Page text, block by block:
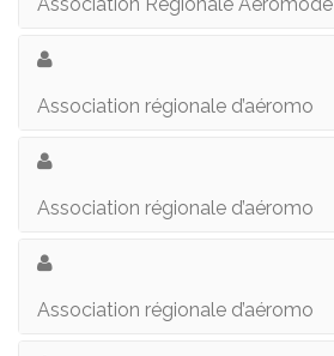
Association régionale d’aéromo
Association régionale d’aéromo
Association régionale d’aéromo